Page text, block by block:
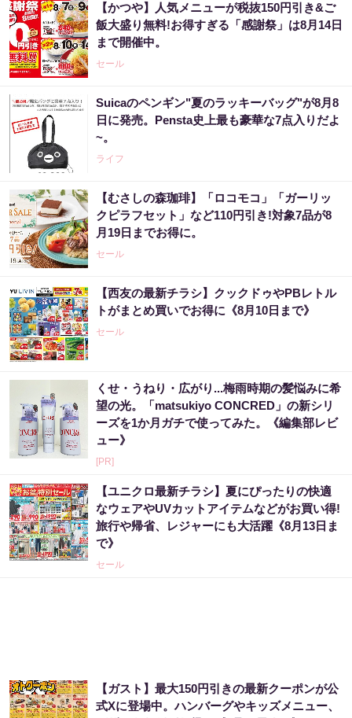
【かつや】人気メニューが税抜150円引き&ご
飯大盛り無料!お得すぎる「感謝祭」は8月14日
まで開催中。
セール
Suicaのペンギン"夏のラッキーバッグ"が8月8
日に発売。Pensta史上最も豪華な7点入りだよ
~。
ライフ
【むさしの森珈琲】「ロコモコ」「ガーリッ
クピラフセット」など110円引き!対象7品が8
月19日までお得に。
セール
【西友の最新チラシ】クックドゥやPBレトル
トがまとめ買いでお得に《8月10日まで》
セール
くせ・うねり・広がり...梅雨時期の髪悩みに希
望の光。「matsukiyo CONCRED」の新シリ
ーズを1か月ガチで使ってみた。《編集部レビ
ュー》
[PR]
【ユニクロ最新チラシ】夏にぴったりの快適
なウェアやUVカットアイテムなどがお買い得!
旅行や帰省、レジャーにも大活躍《8月13日ま
で》
セール
【ガスト】最大150円引きの最新クーポンが公
式Xに登場中。ハンバーグやキッズメニュー、